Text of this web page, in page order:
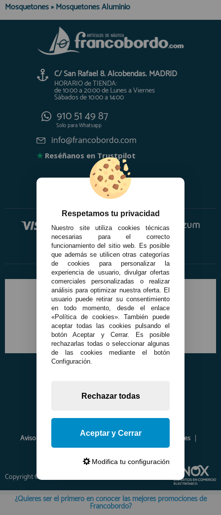
Mosquetones»Mosquetones Aluminio
C/ San Rafael 8. Alcobendas. MADRID
HORARIO de TIENDA:
de 10:00 a 20:00 de Lunes a Viernes
Sábados de 10:00 a 14:00
910 51 49 87
Solo paraWhatsapp
info@francobordo.com
★ Reséñanos en Trustpilot
Aviso Legal Política de Privacidad
Política de Cookies
Envíos y Devoluciones
Opiniones
Copyright © 2026 www.francobordo.com
Respetamos tu privacidad
Nuestro site utiliza cookies técnicas
necesarias para el correcto
funcionamiento del sitio web. Es posible
que además se utilicen otras categorías
de cookies para personalizar la
experiencia de usuario, divulgar ofertas
comerciales personalizadas o realizar
análisis para optimizar nuestra oferta. El
usuario puede retirar su consentimiento
en todo momento, desde el enlace
«Política de cookies». También puede
aceptar todas las cookies pulsando el
botón Aceptar y Cerrar. Es posible
rechazarlas todas o seleccionar algunas
de las cookies mediante el botón
Configuración.
Rechazar todas
Aceptar y Cerrar
Modifica tu configuración
¿Quieres ser el primero en conocer las mejores promociones de
Francobordo?